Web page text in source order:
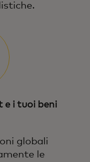
e i tuoi beni
globali
le